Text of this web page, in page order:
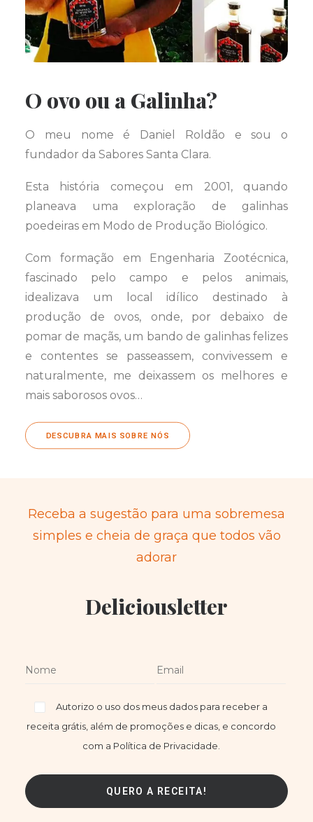
O ovo ou a Galinha?
O meu nome é Daniel Roldão e sou o
fundador da Sabores Santa Clara.
Esta história começou em 2001, quando
planeava uma exploração de galinhas
poedeiras em Modo de Produção Biológico.
Com formação em Engenharia Zootécnica,
fascinado pelo campo e pelos animais,
idealizava um local idílico destinado à
produção de ovos, onde, por debaixo de
pomar de maçãs, um bando de galinhas felizes
e contentes se passeassem, convivessem e
naturalmente, me deixassem os melhores e
mais saborosos ovos…
DESCUBRA MAIS SOBRE NÓS
Receba a sugestão para uma sobremesa
simples e cheia de graça que todos vão
adorar
Deliciousletter
Autorizo o uso dos meus dados para receber a
receita grátis, além de promoções e dicas, e concordo
com a Política de Privacidade.